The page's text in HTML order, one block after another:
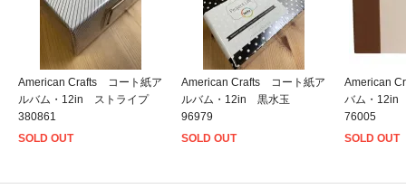
American Crafts コート紙ア
ルバム・12in ストライプ
380861
SOLD OUT
American Crafts コート紙ア
ルバム・12in 黒水玉
96979
SOLD OUT
American
バム・
76005
SOLD OUT